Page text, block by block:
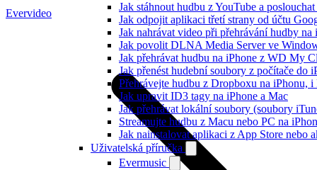
Jak stáhnout hudbu z YouTube a
Jak odpojit aplikaci třetí strany od účtu
Jak nahrávat video při přehrávání hudby na
Jak povolit DLNA Media Server ve
Jak přehrávat hudbu na iPhone z WD My
Jak přenést hudební soubory z počítače
Přehrávejte hudbu z Dropboxu na iPhonu,
Jak upravit ID3 tagy na iPhone a Mac
Jak přehrávat lokální soubory (soubory
Streamujte hudbu z Macu nebo PC na
Jak nainstalovat aplikaci z App Store nebo
Uživatelská příručka
Evermusic
Evervideo